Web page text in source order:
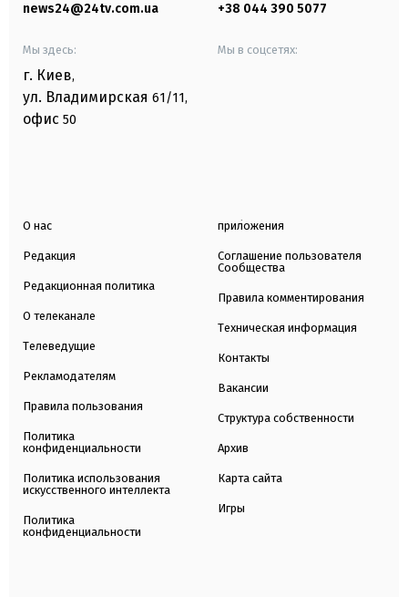
news24@24tv.com.ua +38 044 390 5077
Мы здесь:
г. Киев,
ул. Владимирская 61/11,
офис 50
Мы в соцсетях:
О нас
Редакция
Редакционная политика
О телеканале
Телеведущие
Рекламодателям
Правила пользования
Политика
конфиденциальности
Политика использования
искусственного интеллекта
Политика
конфиденциальности
приложения
Соглашение пользователя
Сообщества
Правила комментирования
Техническая информация
Контакты
Вакансии
Структура собственности
Архив
Карта сайта
Игры